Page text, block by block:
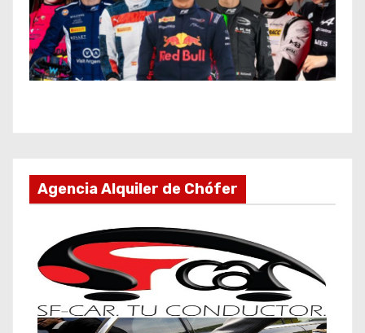
Agencia Alquiler de Chófer